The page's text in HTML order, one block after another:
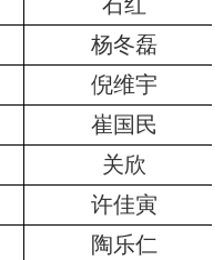
杨冬磊
倪维宇
崔国民
关欣
许佳寅
陶乐仁